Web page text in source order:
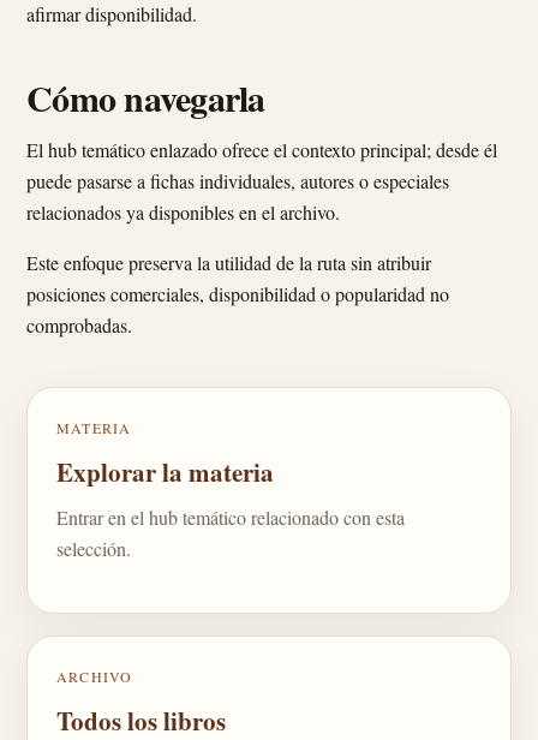
afirmar disponibilidad.
Cómo navegarla
El hub temático enlazado ofrece el contexto principal; desde él
puede pasarse a fichas individuales, autores o especiales
relacionados ya disponibles en el archivo.
Este enfoque preserva la utilidad de la ruta sin atribuir
posiciones comerciales, disponibilidad o popularidad no
comprobadas.
MATERIA
Explorar la materia
Entrar en el hub temático relacionado con esta
selección.
ARCHIVO
Todos los libros